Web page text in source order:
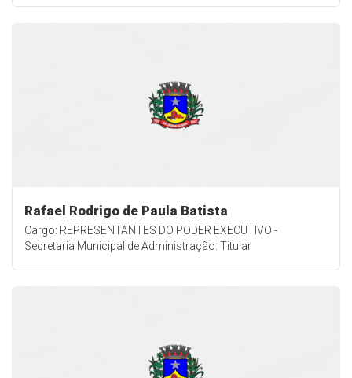
Rafael Rodrigo de Paula Batista
Cargo: REPRESENTANTES DO PODER EXECUTIVO -
Secretaria Municipal de Administração: Titular